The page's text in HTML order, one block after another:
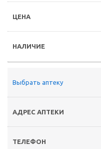
Выбрать аптеку